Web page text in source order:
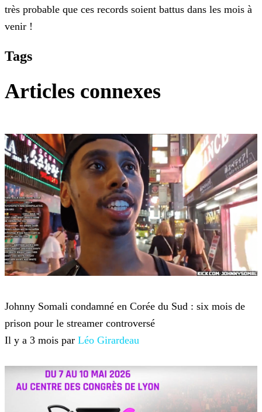
très probable que ces records soient battus dans les mois à
venir !
Tags
Articles connexes
Johnny Somali condamné en Corée du Sud : six mois de
prison pour le streamer controversé
Il y a 3 mois par Léo Girardeau